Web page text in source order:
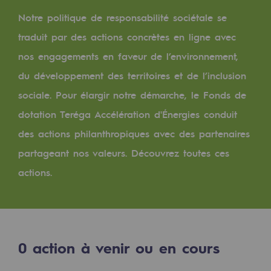
Transversalité et Collaboratif
Notre culture et nos valeurs
Une organisation certifiée
Notre organisation
Notre organisation
Gouvernance
Indicateurs
Les énergies d'avenir
Notre politique de responsabilité sociétale se
traduit par des actions concrètes en ligne avec
nos engagements en faveur de l’environnement,
du développement des territoires et de l’inclusion
sociale. Pour élargir notre démarche, le Fonds de
dotation Teréga Accélération d'Énergies conduit
des actions philanthropiques avec des partenaires
partageant nos valeurs. Découvrez toutes ces
actions.
0 action à venir ou en cours